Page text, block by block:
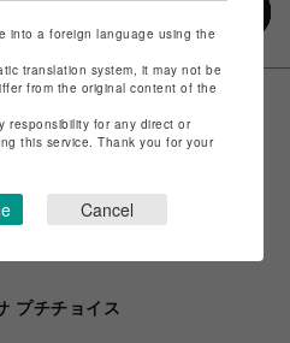
プチチョイス
into a foreign language using the
translation system, it may not be
from the original content of the
responsibility for any direct or
this service. Thank you for your
Cancel